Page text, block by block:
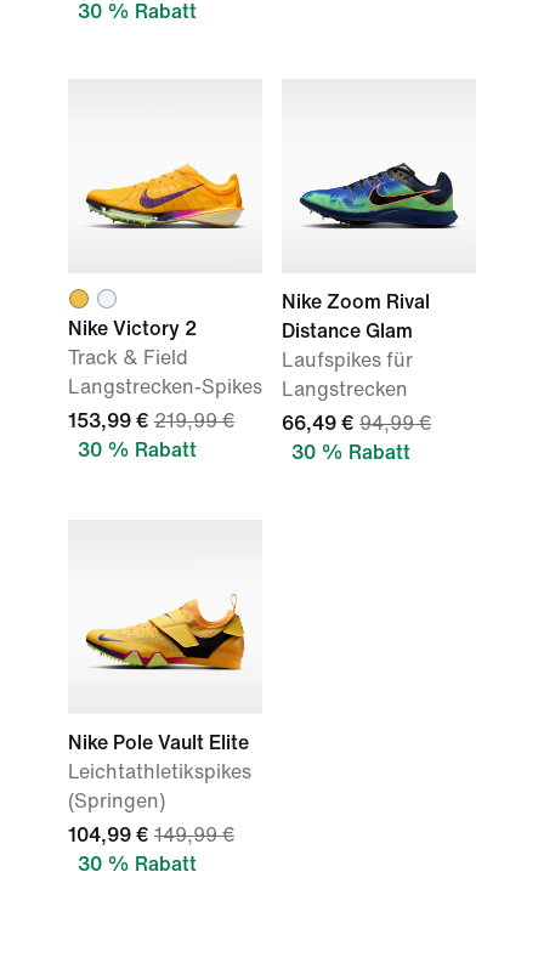
30 % Rabatt
Nike Victory 2
Track & Field
Langstrecken-Spikes
153,99 € 219,99 €
30 % Rabatt
Nike Zoom Rival
Distance Glam
Laufspikes für
Langstrecken
66,49 € 94,99 €
30 % Rabatt
Nike Pole Vault Elite
Leichtathletikspikes
(Springen)
104,99 € 149,99 €
30 % Rabatt